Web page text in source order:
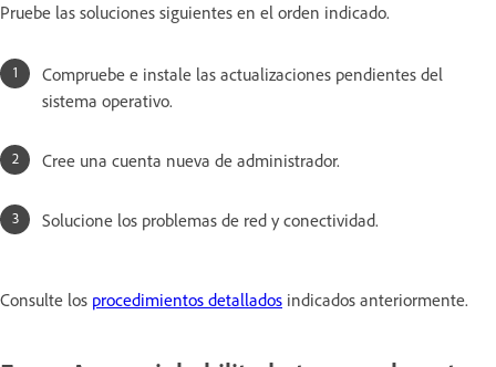
Pruebe las soluciones siguientes en el orden indicado.
Compruebe e instale las actualizaciones pendientes del
sistema operativo.
Cree una cuenta nueva de administrador.
Solucione los problemas de red y conectividad.
Consulte los procedimientos detallados indicados anteriormente.